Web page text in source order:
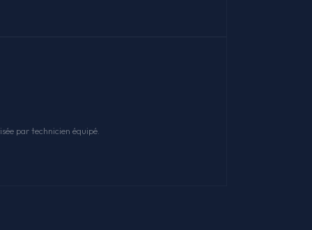
par technicien équipé.